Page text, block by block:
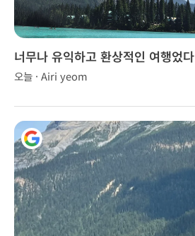
너무나 유익하고 환상적인 여행었다
오늘 · Airi yeom